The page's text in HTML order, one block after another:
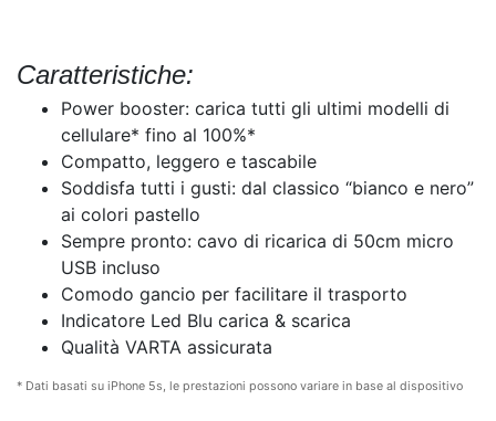
Caratteristiche:
Power booster: carica tutti gli ultimi modelli di
cellulare* fino al 100%*
Compatto, leggero e tascabile
Soddisfa tutti i gusti: dal classico “bianco e nero”
ai colori pastello
Sempre pronto: cavo di ricarica di 50cm micro
USB incluso
Comodo gancio per facilitare il trasporto
Indicatore Led Blu carica & scarica
Qualità VARTA assicurata
* Dati basati su iPhone 5s, le prestazioni possono variare in base al dispositivo